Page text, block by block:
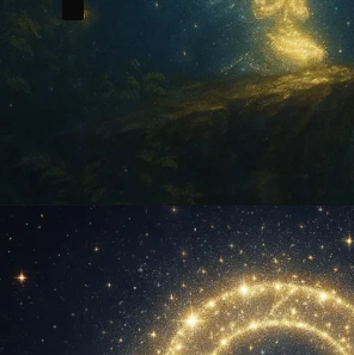
Opening https://falaregional.com.br/